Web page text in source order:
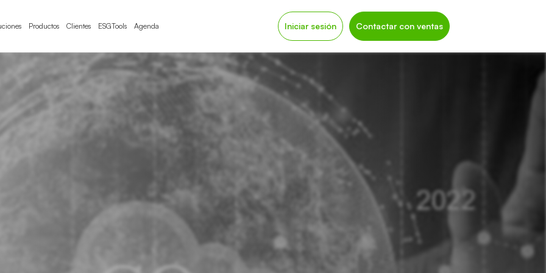
Productos Clientes ESGTools Agenda Iniciar sesión Contactar con ventas